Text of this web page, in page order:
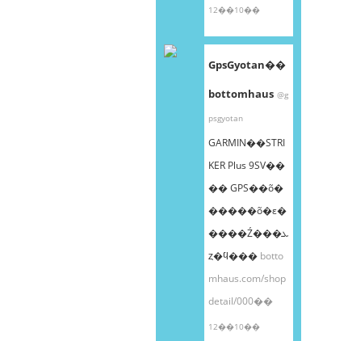
12��10��
GpsGyotan��
bottomhaus @g
psgyotan
GARMIN��STRI
KER Plus 9SV��
�� GPS��õ�
�����õ�ε�
����Ź���ܥ
ȥ�ϥ��� botto
mhaus.com/shop
detail/000��
12��10��